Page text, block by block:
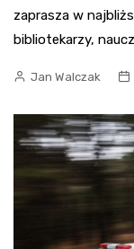
zaprasza w
bibliotekarzy,
Jan Walczak